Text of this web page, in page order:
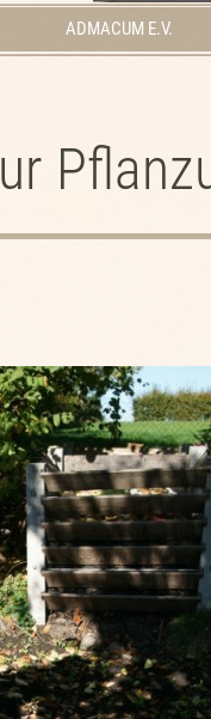
ADMACUM E.V.